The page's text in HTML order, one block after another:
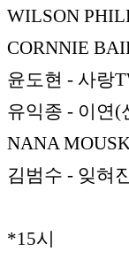
WILSON
CORNNIE
윤도현 - 사랑
유익종 - 이연(
NANA
김범수 - 잊혀
*15시